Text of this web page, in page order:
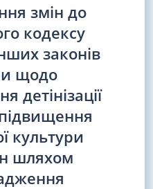
змін до
кодексу
законів
щодо
детінізації
культури
шляхом